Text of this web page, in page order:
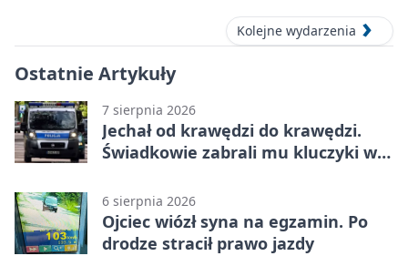
Kolejne wydarzenia
Ostatnie Artykuły
7 sierpnia 2026
Jechał od krawędzi do krawędzi.
Świadkowie zabrali mu kluczyki w
6 sierpnia 2026
Ojciec wiózł syna na egzamin. Po
drodze stracił prawo jazdy